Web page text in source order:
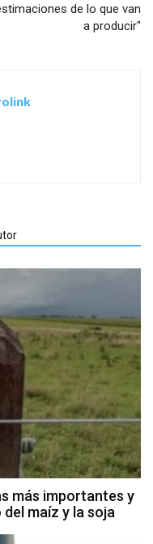
de lo que van
a producir"
más importantes y
maíz y la soja